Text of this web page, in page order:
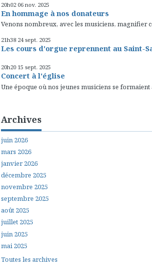
20h02 06 nov. 2025
En hommage à nos donateurs
Venons nombreux, avec les musiciens, magnifier
21h38 24 sept. 2025
Les cours d'orgue reprennent au Saint-
20h20 15 sept. 2025
Concert à l'église
Une époque où nos jeunes musiciens se formaient
Archives
juin 2026
mars 2026
janvier 2026
décembre 2025
novembre 2025
septembre 2025
août 2025
juillet 2025
juin 2025
mai 2025
Toutes les archives